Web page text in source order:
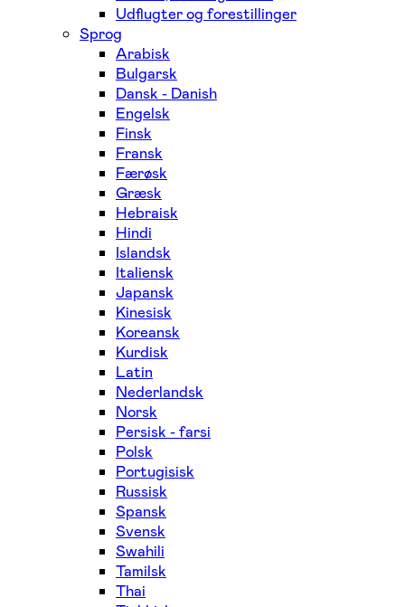
Udflugter og forestillinger
Sprog
Arabisk
Bulgarsk
Dansk - Danish
Engelsk
Finsk
Fransk
Færøsk
Græsk
Hebraisk
Hindi
Islandsk
Italiensk
Japansk
Kinesisk
Koreansk
Kurdisk
Latin
Nederlandsk
Norsk
Persisk - farsi
Polsk
Portugisisk
Russisk
Spansk
Svensk
Swahili
Tamilsk
Thai